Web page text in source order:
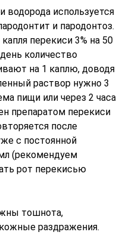
водорода используется
и пародонтоз.
перекиси 3% на 50
количество
на 1 каплю, доводя
раствор нужно 3
пищи или через 2 часа
препаратом перекиси
после
с постоянной
(рекомендуем
рот перекисью
тошнота,
раздражения.